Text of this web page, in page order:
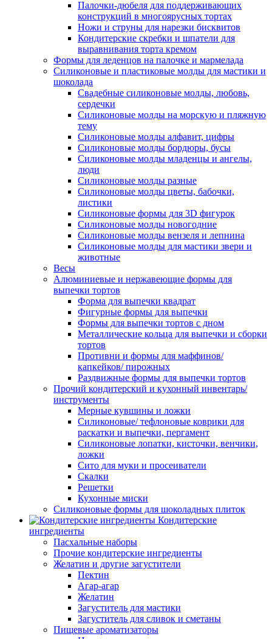
Палочки-дюбеля для поддерживающих
конструкций в многоярусных тортах
Ножи и струны для нарезки бисквитов
Кондитерские скребки и шпатели для
выравнивания торта кремом
Формы для леденцов на палочке и мармелада
Силиконовые и пластиковые молды для мастики и
шоколада
Свадебные силиконовые молды, любовь,
сердечки
Силиконовые молды на морскую и пляжную
тему
Силиконовые молды алфавит, цифры
Силиконовые молды бордюры, бусы
Силиконовые молды младенцы и ангелы,
люди
Силиконовые молды разные
Силиконовые молды цветы, бабочки,
листики
Силиконовые формы для 3D фигурок
Силиконовые молды новогодние
Силиконовые молды вензеля и лепнина
Силиконовые молды для мастики звери и
животные
Весы
Алюминиевые и нержавеющие формы для
выпечки тортов
Форма для выпечки квадрат
Фигурные формы для выпечки
Формы для выпечки тортов с дном
Металлические кольца для выпечки и сборки
тортов
Противни и формы для маффинов/
капкейков/ пирожных
Раздвижные формы для выпечки тортов
Прочий кондитерский и кухонный инвентарь/
инструменты
Мерные кувшины и ложки
Силиконовые/ тефлоновые коврики для
раскатки и выпечки, пергамент
Силиконовые лопатки, кисточки, венчики,
ложки
Сито для муки и просеиватели
Скалки
Решетки
Кухонные миски
Силиконовые формы для шоколадных плиток
Кондитерские
ингредиенты
Пасхальные наборы
Прочие кондитерские ингредиенты
Желатин и другие загустители
Пектин
Агар-агар
Желатин
Загуститель для мастики
Загуститель для сливок и сметаны
Пищевые ароматизаторы